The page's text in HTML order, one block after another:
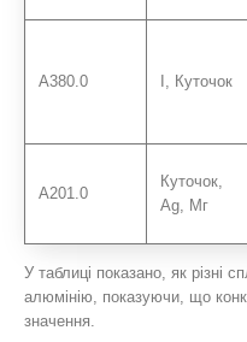
A380.0 І, Куточок
A201.0
Куточок,
Ag, Мг
У таблиці показано, як різні
алюмінію, показуючи, що
значення.